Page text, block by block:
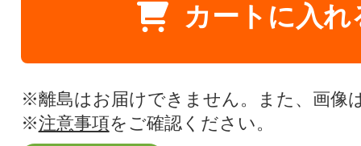
カートに入れ
※離島はお届けできません。また、画像
※注意事項をご確認ください。